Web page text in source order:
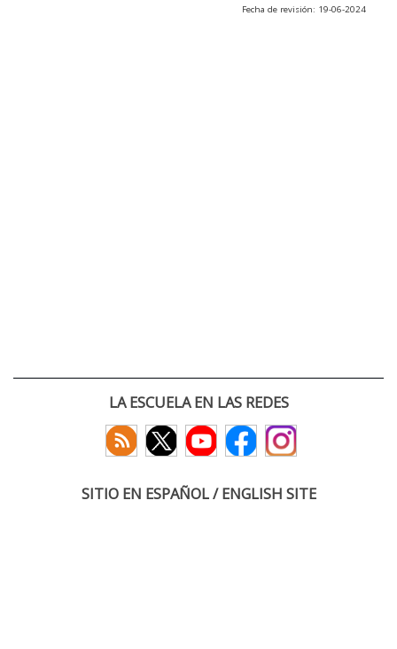
Fecha de revisión: 19-06-2024
LA ESCUELA EN LAS REDES
SITIO EN ESPAÑOL / ENGLISH SITE